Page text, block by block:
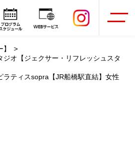
ジオ【ジェクサー・リフレッシュスタ
ラティスsopra【JR船橋駅直結】女性